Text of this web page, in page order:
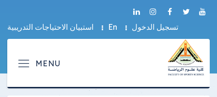
تسجيل الدخول En استبيان الاحتياجات التدريبية